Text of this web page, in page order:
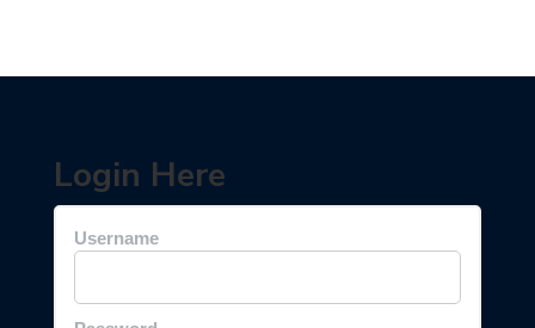
Login Here
Username